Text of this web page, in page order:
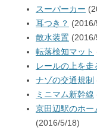
スーパーカー
耳つき？
散水装置
転落検知マット
レールの上を走
ナゾの交通規制
ミニマム新幹線
京田辺駅のホー
(2016/5/18)